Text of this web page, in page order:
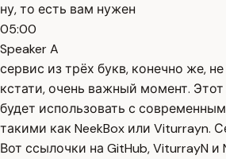
ну, то есть вам нужен
05:00
Speaker A
сервис из трёх букв, конечно же,
кстати, очень важный момент.
будет использовать с
такими как NeekBox или Viturrayn.
Вот ссылочки на GitHub, ViturrayN и